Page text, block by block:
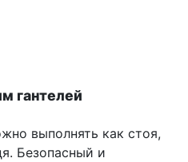
гантелей
выполнять как стоя,
Безопасный и